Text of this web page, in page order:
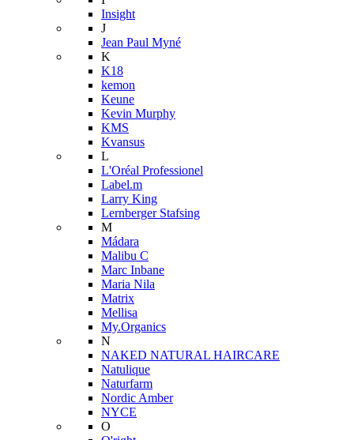
Insight
J
Jean Paul Myné
K
K18
kemon
Keune
Kevin Murphy
KMS
Kvansus
L
L'Oréal Professionel
Label.m
Larry King
Lernberger Stafsing
M
Mádara
Malibu C
Marc Inbane
Maria Nila
Matrix
Mellisa
My.Organics
N
NAKED NATURAL HAIRCARE
Natulique
Naturfarm
Nordic Amber
NYCE
O